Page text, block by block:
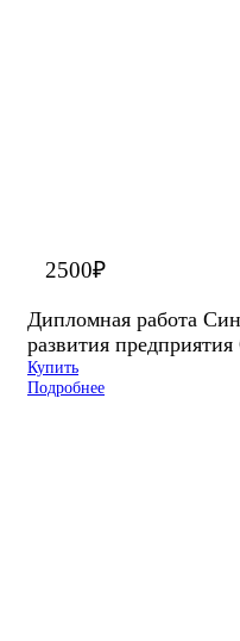
2500₽
Дипломная работа
развития
Купить
Подробнее